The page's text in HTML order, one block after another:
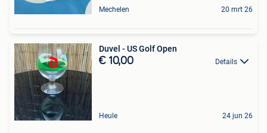
Mechelen 20 mrt 26
Duvel - US Golf Open
€ 10,00 Details
Heule 24 jun 26